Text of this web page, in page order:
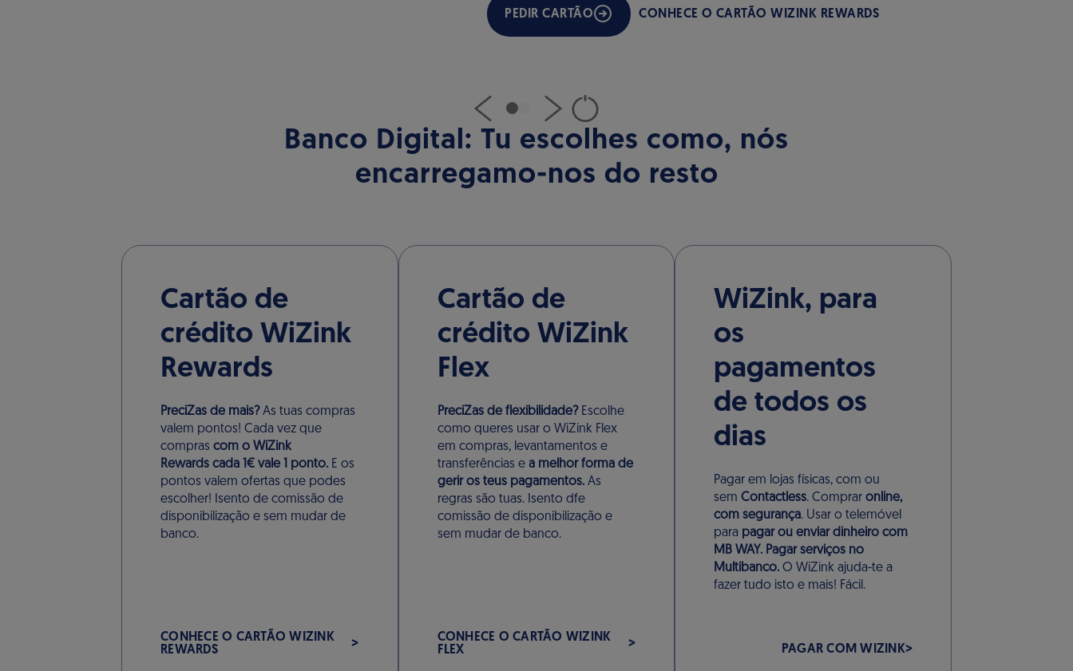
PEDIR CARTÃO CONHECE O CARTÃO WIZINK REWARDS
Banco Digital: Tu escolhes como, nós
encarregamo-nos do resto
Cartão de
crédito WiZink
Rewards
PreciZas de mais?As tuas compras
valem pontos! Cada vez que
compras com o WiZink
Rewards cada 1€ vale 1 ponto. E os
pontos valem ofertas que podes
escolher! Isento de comissão de
disponibilização e sem mudar de
banco.
CONHECE O CARTÃO WIZINK
REWARDS
Cartão de
crédito WiZink
Flex
PreciZas de flexibilidade? Escolhe
como queres usar o WiZink Flex
em compras, levantamentos e
transferências e a melhor forma de
gerir os teus pagamentos.As
regras são tuas. Isento dfe
comissão de disponibilização e
sem mudar de banco.
CONHECE O CARTÃO WIZINK
FLEX
WiZink, para
os
pagamentos
de todos os
dias
Pagar em lojas físicas, com ou
semContactless. Compraronline,
com segurança. Usar o telemóvel
para pagar ou enviar dinheiro com
MB WAY. Pagar serviços no
Multibanco.O WiZink ajuda-te a
fazer tudo isto e mais! Fácil.
PAGAR COM WIZINK